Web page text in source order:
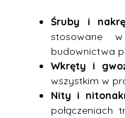
Śruby i
stosowane
budownictwa
Wkręty i
wszystkim w
Nity i
połączeniach